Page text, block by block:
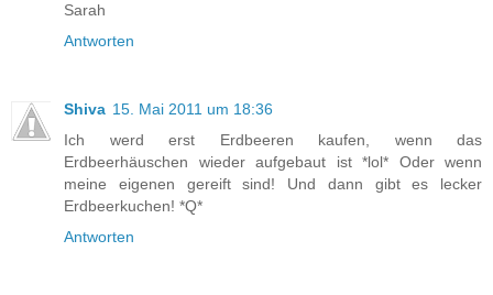
Sarah
Antworten
Shiva 15. Mai 2011 um 18:36
Ich werd erst Erdbeeren kaufen, wenn das
Erdbeerhäuschen wieder aufgebaut ist *lol* Oder wenn
meine eigenen gereift sind! Und dann gibt es lecker
Erdbeerkuchen! *Q*
Antworten